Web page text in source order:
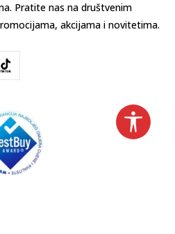
Pratite nas na društvenim
akcijama i novitetima.